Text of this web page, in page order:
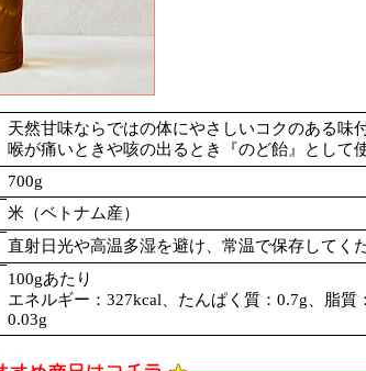
天然甘味ならではの体にやさしいコクのある味
喉が痛いときや咳の出るとき『のど飴』として
700g
米（ベトナム産）
直射日光や高温多湿を避け、常温で保存してく
100gあたり
エネルギー：327kcal、たんぱく質：0.7g、脂
0.03g